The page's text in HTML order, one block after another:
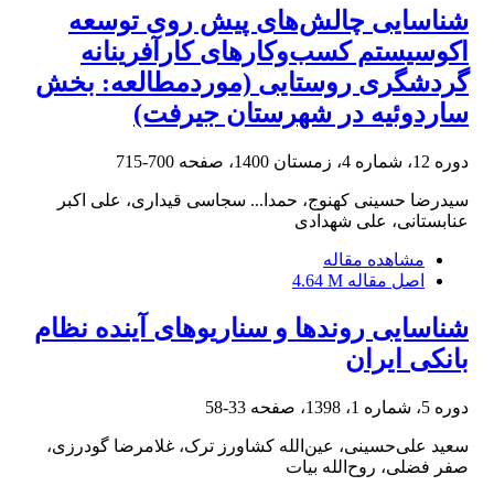
شناسایی چالش‌های پیش روی توسعه
اکوسیستم کسب‌وکارهای کارآفرینانه
گردشگری روستایی (موردمطالعه: بخش
ساردوئیه در شهرستان جیرفت)
دوره 12، شماره 4، زمستان 1400، صفحه 700-715
سیدرضا حسینی کهنوج، حمدا... سجاسی قیداری، علی اکبر
عنابستانی، علی شهدادی
مشاهده مقاله
اصل مقاله 4.64 M
شناسایی روندها و سناریوهای آینده نظام
بانکی ایران
دوره 5، شماره 1، 1398، صفحه 33-58
سعید علی‌حسینی، عین‌الله کشاورز ترک، غلامرضا گودرزی،
صفر فضلی، روح‌الله بیات